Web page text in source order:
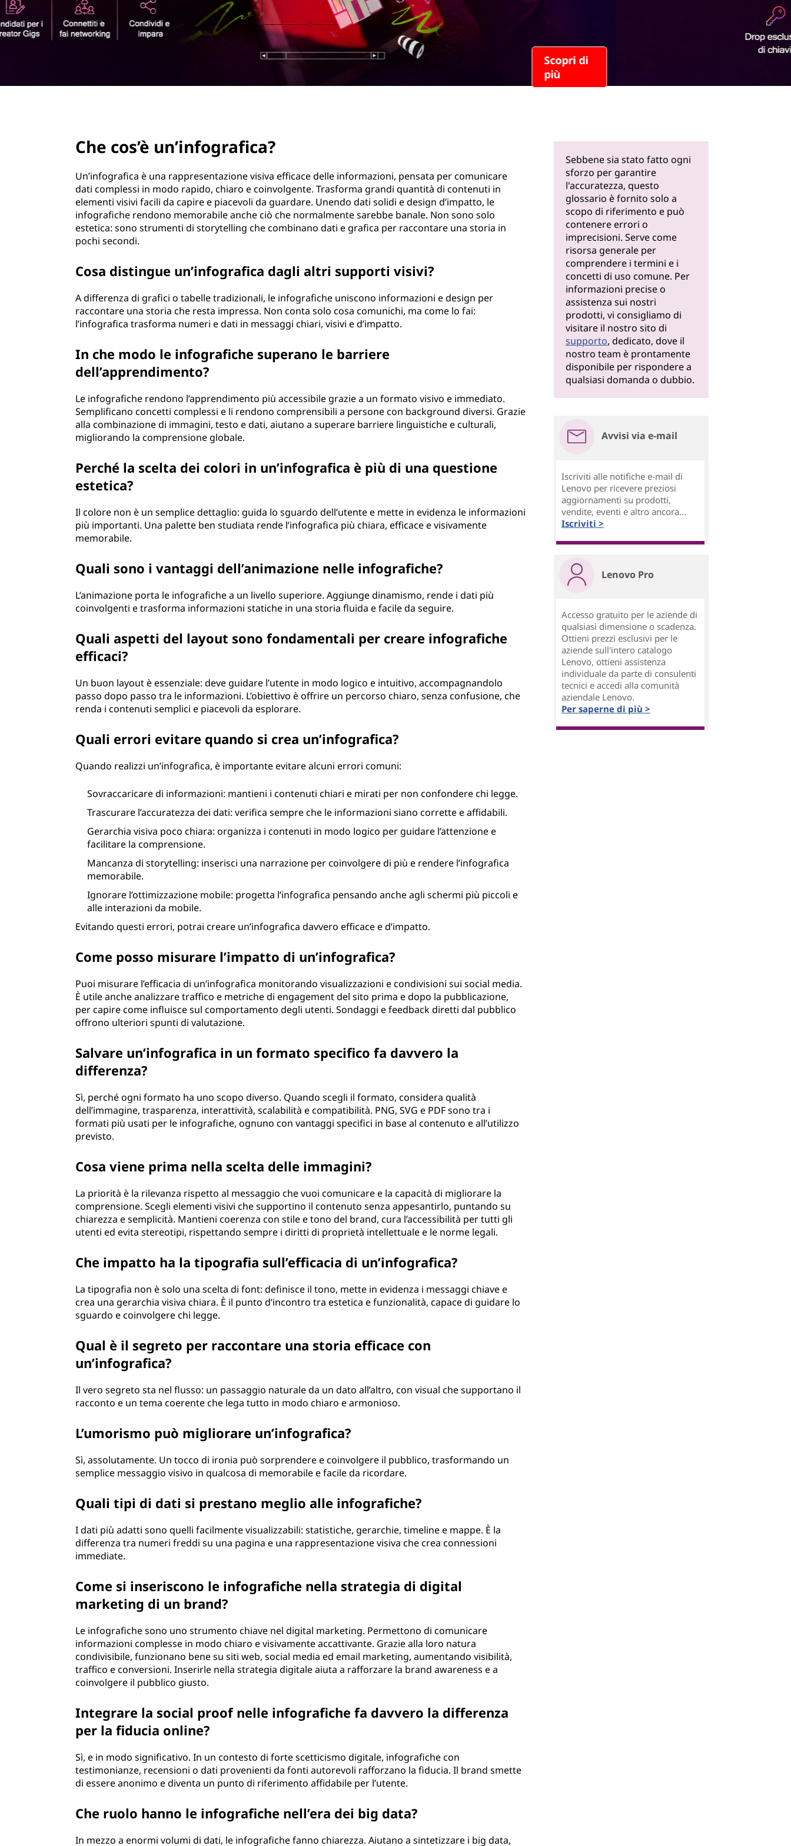
n
r
i
n
a
Che cos’è un’infografica?
Un’infografica è una rappresentazione visiva efficace delle informazioni, pensata per comunicare
dati complessi in modo rapido, chiaro e coinvolgente. Trasforma grandi quantità di contenuti in
elementi visivi facili da capire e piacevoli da guardare. Unendo dati solidi e design d’impatto, le
infografiche rendono memorabile anche ciò che normalmente sarebbe banale. Non sono solo
estetica: sono strumenti di storytelling che combinano dati e grafica per raccontare una storia in
pochi secondi.
Cosa distingue un’infografica dagli altri supporti visivi?
A differenza di grafici o tabelle tradizionali, le infografiche uniscono informazioni e design per
raccontare una storia che resta impressa. Non conta solo cosa comunichi, ma come lo fai:
l’infografica trasforma numeri e dati in messaggi chiari, visivi e d’impatto.
In che modo le infografiche superano le barriere
dell’apprendimento?
Le infografiche rendono l’apprendimento più accessibile grazie a un formato visivo e immediato.
Semplificano concetti complessi e li rendono comprensibili a persone con background diversi. Grazie
alla combinazione di immagini, testo e dati, aiutano a superare barriere linguistiche e culturali,
migliorando la comprensione globale.
Perché la scelta dei colori in un’infografica è più di una questione
estetica?
Il colore non è un semplice dettaglio: guida lo sguardo dell’utente e mette in evidenza le informazioni
più importanti. Una palette ben studiata rende l’infografica più chiara, efficace e visivamente
memorabile.
Quali sono i vantaggi dell’animazione nelle infografiche?
L’animazione porta le infografiche a un livello superiore. Aggiunge dinamismo, rende i dati più
coinvolgenti e trasforma informazioni statiche in una storia fluida e facile da seguire.
Quali aspetti del layout sono fondamentali per creare infografiche
efficaci?
Un buon layout è essenziale: deve guidare l’utente in modo logico e intuitivo, accompagnandolo
passo dopo passo tra le informazioni. L’obiettivo è offrire un percorso chiaro, senza confusione, che
renda i contenuti semplici e piacevoli da esplorare.
Quali errori evitare quando si crea un’infografica?
Quando realizzi un’infografica, è importante evitare alcuni errori comuni:
Sovraccaricare di informazioni: mantieni i contenuti chiari e mirati per non confondere chi legge.
Trascurare l’accuratezza dei dati: verifica sempre che le informazioni siano corrette e affidabili.
Gerarchia visiva poco chiara: organizza i contenuti in modo logico per guidare l’attenzione e
facilitare la comprensione.
Mancanza di storytelling: inserisci una narrazione per coinvolgere di più e rendere l’infografica
memorabile.
Ignorare l’ottimizzazione mobile: progetta l’infografica pensando anche agli schermi più piccoli e
alle interazioni da mobile.
Evitando questi errori, potrai creare un’infografica davvero efficace e d’impatto.
Come posso misurare l’impatto di un’infografica?
Puoi misurare l’efficacia di un’infografica monitorando visualizzazioni e condivisioni sui social media.
È utile anche analizzare traffico e metriche di engagement del sito prima e dopo la pubblicazione,
per capire come influisce sul comportamento degli utenti. Sondaggi e feedback diretti dal pubblico
offrono ulteriori spunti di valutazione.
Salvare un’infografica in un formato specifico fa davvero la
differenza?
Sì, perché ogni formato ha uno scopo diverso. Quando scegli il formato, considera qualità
dell’immagine, trasparenza, interattività, scalabilità e compatibilità. PNG, SVG e PDF sono tra i
formati più usati per le infografiche, ognuno con vantaggi specifici in base al contenuto e all’utilizzo
previsto.
Cosa viene prima nella scelta delle immagini?
La priorità è la rilevanza rispetto al messaggio che vuoi comunicare e la capacità di migliorare la
comprensione. Scegli elementi visivi che supportino il contenuto senza appesantirlo, puntando su
chiarezza e semplicità. Mantieni coerenza con stile e tono del brand, cura l’accessibilità per tutti gli
utenti ed evita stereotipi, rispettando sempre i diritti di proprietà intellettuale e le norme legali.
Che impatto ha la tipografia sull’efficacia di un’infografica?
La tipografia non è solo una scelta di font: definisce il tono, mette in evidenza i messaggi chiave e
crea una gerarchia visiva chiara. È il punto d’incontro tra estetica e funzionalità, capace di guidare lo
sguardo e coinvolgere chi legge.
Qual è il segreto per raccontare una storia efficace con
un’infografica?
Il vero segreto sta nel flusso: un passaggio naturale da un dato all’altro, con visual che supportano il
racconto e un tema coerente che lega tutto in modo chiaro e armonioso.
L’umorismo può migliorare un’infografica?
Sì, assolutamente. Un tocco di ironia può sorprendere e coinvolgere il pubblico, trasformando un
semplice messaggio visivo in qualcosa di memorabile e facile da ricordare.
Quali tipi di dati si prestano meglio alle infografiche?
I dati più adatti sono quelli facilmente visualizzabili: statistiche, gerarchie, timeline e mappe. È la
differenza tra numeri freddi su una pagina e una rappresentazione visiva che crea connessioni
immediate.
Come si inseriscono le infografiche nella strategia di digital
marketing di un brand?
Le infografiche sono uno strumento chiave nel digital marketing. Permettono di comunicare
informazioni complesse in modo chiaro e visivamente accattivante. Grazie alla loro natura
condivisibile, funzionano bene su siti web, social media ed email marketing, aumentando visibilità,
traffico e conversioni. Inserirle nella strategia digitale aiuta a rafforzare la brand awareness e a
coinvolgere il pubblico giusto.
Integrare la social proof nelle infografiche fa davvero la differenza
per la fiducia online?
Sì, e in modo significativo. In un contesto di forte scetticismo digitale, infografiche con
testimonianze, recensioni o dati provenienti da fonti autorevoli rafforzano la fiducia. Il brand smette
di essere anonimo e diventa un punto di riferimento affidabile per l’utente.
Che ruolo hanno le infografiche nell’era dei big data?
In mezzo a enormi volumi di dati, le infografiche fanno chiarezza. Aiutano a sintetizzare i big data,
Sebbene sia stato fatto ogni
sforzo per garantire
l'accuratezza, questo
glossario è fornito solo a
scopo di riferimento e può
contenere errori o
imprecisioni. Serve come
risorsa generale per
comprendere i termini e i
concetti di uso comune. Per
informazioni precise o
assistenza sui nostri
prodotti, vi consigliamo di
visitare il nostro sito di
supporto, dedicato, dove il
nostro team è prontamente
disponibile per rispondere a
qualsiasi domanda o dubbio.
Avvisi via e-mail
Iscriviti alle notifiche e-mail di
Lenovo per ricevere preziosi
aggiornamenti su prodotti,
vendite, eventi e altro ancora...
Iscriviti >
Lenovo Pro
Accesso gratuito per le aziende di
qualsiasi dimensione o scadenza.
Ottieni prezzi esclusivi per le
aziende sull'intero catalogo
Lenovo, ottieni assistenza
individuale da parte di consulenti
tecnici e accedi alla comunità
aziendale Lenovo.
Per saperne di più >